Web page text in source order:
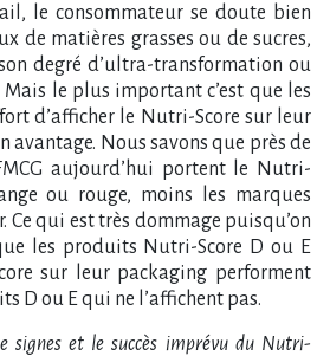
le consommateur se doute bien
de matières grasses ou de sucres,
degré d’ultra-transformation ou
le plus important c’est que les
d’afficher le Nutri-Score sur leur
avantage. Nous savons que près de
aujourd’hui portent le Nutri-
ou rouge, moins les marques
Ce qui est très dommage puisqu’on
les produits Nutri-Score D ou E
sur leur packaging performent
D ou E qui ne l’affichent pas.
signes et le succès imprévu du Nutri-